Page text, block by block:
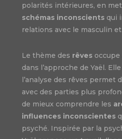
polarités intérieures, en
schémas inconscientsqui
relations avec le masculin
Le thème des rêvesoccupe
dans l’approche de Yaël.
l’analyse des rêves permet
avec des parties plus
de mieux comprendre les
influences inconscientes
psyché. Inspirée par la